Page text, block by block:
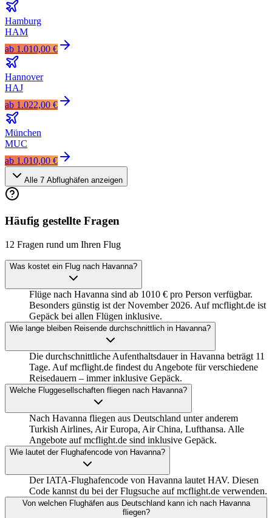
Hamburg
HAM
ab 1.010,00 €
Hannover
HAJ
ab 1.022,00 €
München
MUC
ab 1.010,00 €
Alle 7 Abflughäfen anzeigen
Häufig gestellte Fragen
12 Fragen rund um Ihren Flug
Was kostet ein Flug nach Havanna?
Flüge nach Havanna sind ab 1010 € pro Person verfügbar.
Besonders günstig ist der November 2026. Auf mcflight.de ist
Gepäck bei allen Flügen inklusive.
Wie lange bleiben Reisende durchschnittlich in Havanna?
Die durchschnittliche Aufenthaltsdauer in Havanna beträgt 11
Tage. Auf mcflight.de findest du Angebote für verschiedene
Reisedauern – immer inklusive Gepäck.
Welche Fluggesellschaften fliegen nach Havanna?
Nach Havanna fliegen aus Deutschland unter anderem
Turkish Airlines, Air Europa, Air China, Lufthansa. Alle
Angebote auf mcflight.de sind inklusive Gepäck.
Wie lautet der Flughafencode von Havanna?
Der IATA-Flughafencode von Havanna lautet HAV. Diesen
Code kannst du bei der Flugsuche auf mcflight.de verwenden.
Von welchen Flughäfen aus Deutschland kann ich nach Havanna
fliegen?